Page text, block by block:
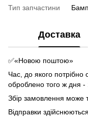
Тип запчастини
Доставка
✅«Новою поштою»
Час, до якого
оброблено того ж дня -
Збір замовлення може
Відправки